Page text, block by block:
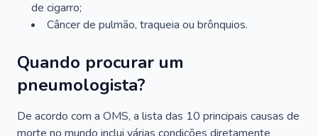
de cigarro;
Câncer de pulmão, traqueia ou brônquios.
Quando procurar um
pneumologista?
De acordo com a OMS, a lista das 10 principais causas de